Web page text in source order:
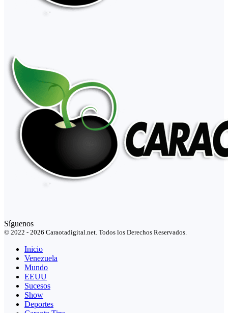
Síguenos
© 2022 - 2026 Caraotadigital.net. Todos los Derechos Reservados.
Inicio
Venezuela
Mundo
EEUU
Sucesos
Show
Deportes